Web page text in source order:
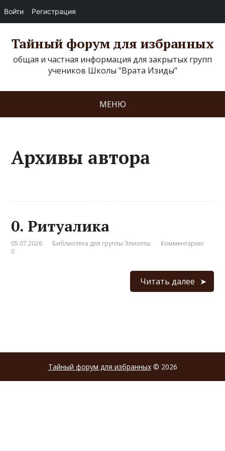
Войти Регистрация
Тайный форум для избранных
общая и частная информация для закрытых групп
учеников Школы "Врата Изиды"
МЕНЮ
Архивы автора
0. Ритуалика
05.07.2026 Библиотека для группы Эпиопты
Комментарии:
0
Читать далее
Тайный форум для избранных© 2026